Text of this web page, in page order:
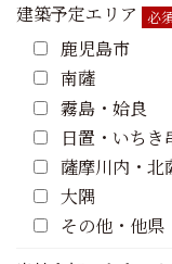
建築予定エリア 必
鹿児島市
南薩
霧島・姶良
日置・いちき
薩摩川内・北
大隅
その他・他県